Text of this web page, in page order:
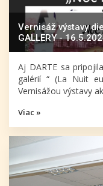
Vernisáž výstavy
GALLERY -
Aj DARTE sa
galérií “ (La Nuit
Vernisážou výstavy
Viac »